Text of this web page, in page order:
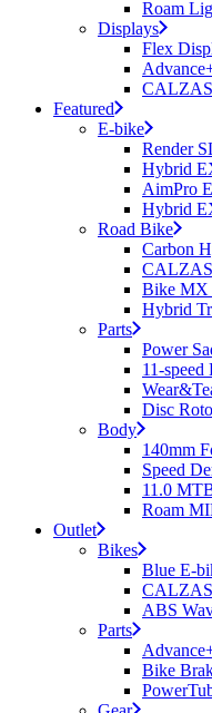
Roam
Displays
Flex
Featured
E-bike
Render
Hybrid
AimPro
Hybrid
Road Bike
Carbon
Bike MX
Hybrid
Parts
Power
11-speed
Disc
Body
140mm
Speed
11.0
Roam
Outlet
Bikes
Blue E-
ABS
Parts
Bike